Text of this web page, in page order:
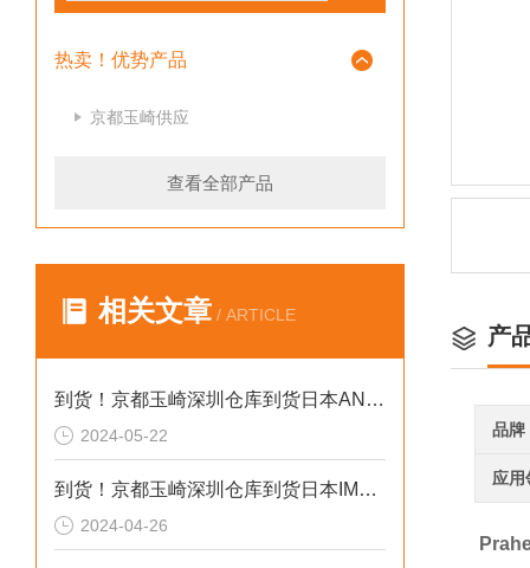
热卖！优势产品
京都玉崎供应
查看全部产品
相关文章 / ARTICLE
到货！京都玉崎深圳仓库到货日本AND 电子秤HV-60KCEP
2024-05-22
到货！京都玉崎深圳仓库到货日本IMADA 推拉力计 DST-20N
2024-04-26
产
品牌
应用